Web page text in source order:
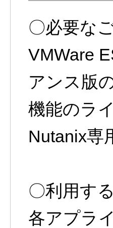
〇必要な
VMWare
アンス版
機能のラ
Nutanix専
〇利用す
各アプラ